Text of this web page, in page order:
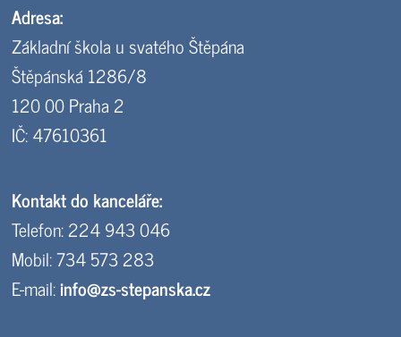
Adresa:
Základní škola u svatého Štěpána
Štěpánská 1286/8
120 00 Praha 2
IČ: 47610361
Kontakt do kanceláře:
Telefon: 224 943 046
Mobil: 734 573 283
E-mail:info@zs-stepanska.cz